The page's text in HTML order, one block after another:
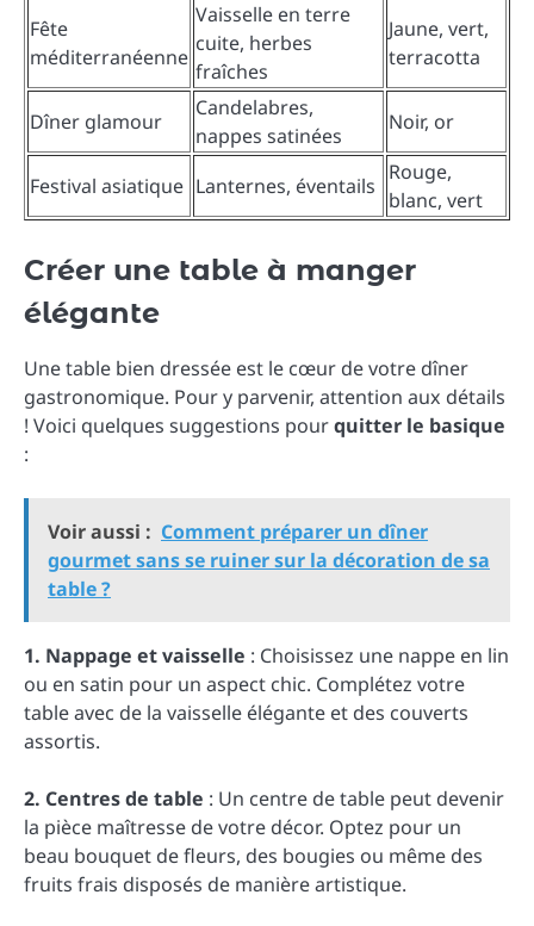
Fête
méditerranéenne
Vaisselle en terre
cuite, herbes
fraîches
Jaune, vert,
terracotta
Dîner glamour
Candelabres,
nappes satinées
Noir, or
Festival asiatique Lanternes, éventails
Rouge,
blanc, vert
Créer une table à manger
élégante
Une table bien dressée est le cœur de votre dîner
gastronomique. Pour y parvenir, attention aux détails
! Voici quelques suggestions pourquitter le basique
:
Voir aussi : Comment préparer un dîner
gourmet sans se ruiner sur la décoration de sa
table ?
1. Nappage et vaisselle : Choisissez une nappe en lin
ou en satin pour un aspect chic. Complétez votre
table avec de la vaisselle élégante et des couverts
assortis.
2. Centres de table : Un centre de table peut devenir
la pièce maîtresse de votre décor. Optez pour un
beau bouquet de fleurs, des bougies ou même des
fruits frais disposés de manière artistique.